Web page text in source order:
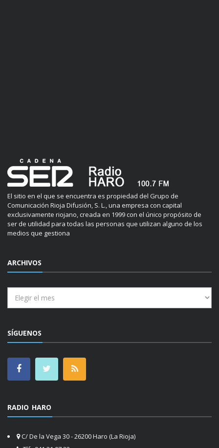
El sitio en el que se encuentra es propiedad del Grupo de
Comunicación Rioja Difusión, S. L., una empresa con capital
exclusivamente riojano, creada en 1999 con el único propósito de
ser de utilidad para todas las personas que utilizan alguno de los
medios que gestiona
ARCHIVOS
SÍGUENOS
RADIO HARO
C/ De la Vega 30 - 26200 Haro (La Rioja)